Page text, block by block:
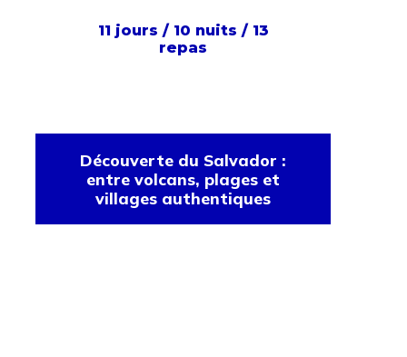
11 jours / 10 nuits / 13
repas
Découverte du Salvador :
entre volcans, plages et
villages authentiques